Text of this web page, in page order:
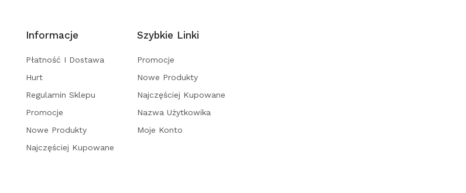
Informacje
Płatność I Dostawa
Hurt
Regulamin Sklepu
Promocje
Nowe Produkty
Najczęściej Kupowane
Szybkie Linki
Promocje
Nowe Produkty
Najczęściej Kupowane
Nazwa Użytkowika
Moje Konto